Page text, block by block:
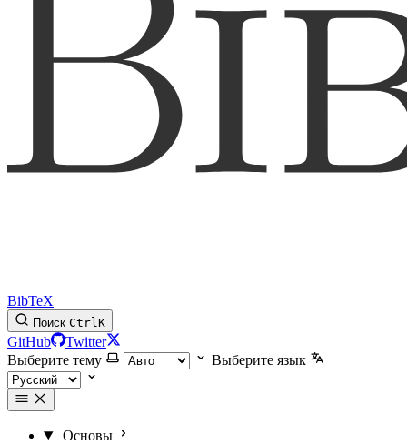
BibTeX
Поиск CtrlK
GitHub
Twitter
Выберите тему
Выберите язык
Основы